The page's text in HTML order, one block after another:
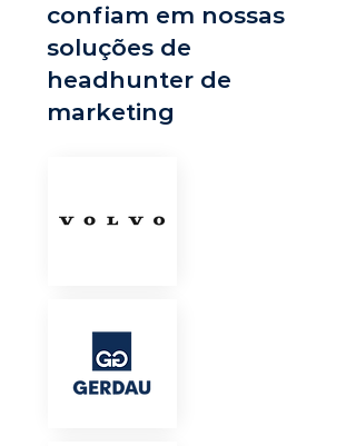
confiam em nossas
soluções de
headhunter de
marketing